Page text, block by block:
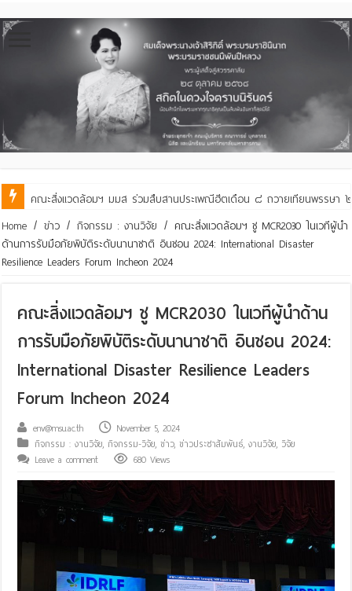
คณะสิ่งแวดล้อมฯ มมส ร่วมสืบสานประเพณีฮีตเดือน ๘ ถวายเทียนพรรษา ๒
Home / ข่าว / กิจกรรม : งานวิจัย / คณะสิ่งแวดล้อมฯ ชู MCR2030 ในเวทีผู้นำ
ด้านการรับมือภัยพิบัติระดับนานาชาติ อินชอน 2024: International Disaster
Resilience Leaders Forum Incheon 2024
คณะสิ่งแวดล้อมฯ ชู MCR2030 ในเวทีผู้นำด้าน
การรับมือภัยพิบัติระดับนานาชาติ อินชอน 2024:
International Disaster Resilience Leaders
Forum Incheon 2024
env@msu.ac.th
November 5, 2024
กิจกรรม : งานวิจัย,กิจกรรม-วิจัย,ข่าว,ข่าวประชาสัมพันธ์,งานวิจัย, วิจัย
Leave a comment
680 Views